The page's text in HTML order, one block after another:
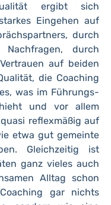
ergibt sich
Eingehen auf
durch
durch
auf beiden
die Coaching
was im Führungs-
und vor allem
reflexmäßig auf
etwa gut gemeinte
Gleichzeitig ist
ganz vieles auch
Alltag schon
gar nichts